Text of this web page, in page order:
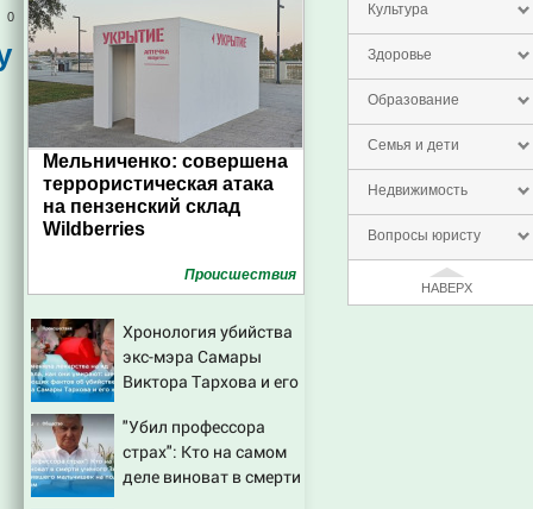
Культура
Здоровье
Образование
Семья и дети
Недвижимость
Вопросы юристу
НАВЕРХ
0
Мельниченко: совершена
террористическая атака
на пензенский склад
Wildberries
Проиcшествия
Хронология убийства
экс-мэра Самары
Виктора Тархова и его
шокирующих фактов,
новые подробности
"Убил профессора
страх": Кто на самом
деле виноват в смерти